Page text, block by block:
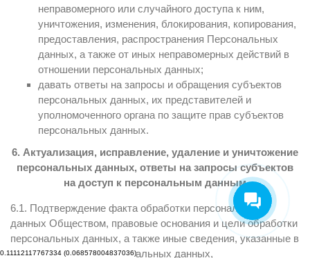
неправомерного или случайного доступа к ним,
уничтожения, изменения, блокирования, копирования,
предоставления, распространения Персональных
данных, а также от иных неправомерных действий в
отношении персональных данных;
давать ответы на запросы и обращения субъектов
персональных данных, их представителей и
уполномоченного органа по защите прав субъектов
персональных данных.
6. Актуализация, исправление, удаление и уничтожение
персональных данных, ответы на запросы субъектов
на доступ к персональным данным
6.1. Подтверждение факта обработки персональных
данных Обществом, правовые основания и цели обработки
персональных данных, а также иные сведения, указанные в
ч. 7 ст. 14 Закона о персональных данных,
0.11112117767334 (0.068578004837036)